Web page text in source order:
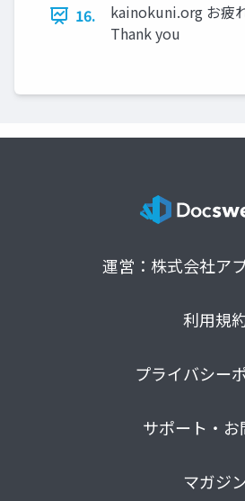
16.
kainokuni.org お疲
Thank you
運営：株式会社ア
利用規
プライバシー
サポート・お
マガジ